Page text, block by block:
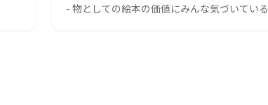
- 物としての絵本の価値にみんな気づいている